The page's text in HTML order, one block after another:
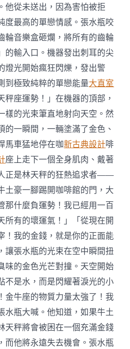
他從未送出，因為害怕被拒
度最高的單戀情感。張水瓶咬
輪音樂盒砸爛，將所有的齒輪
的輸入口。機器發出刺耳的尖
燈光開始瘋狂閃爍，發出警
到極致純粹的單戀能量大直室
秤座運勢！」在機器的頂部，
樣的光束筆直地射向天空。然
的一瞬間，一輛塗滿了金色、
馬車猛地停在咖新古典設計啡
座上走下一個全身肌肉、戴著
正是林天秤的狂熱追求者——
土豪一腳踢開咖啡館的門，大
那什麼負運勢！我已經用一百
所有的壞運氣！」「從現在開
！我的金錢，就是你的正面能
讓張水瓶的光束在空中瞬間扭
味的金色光芒對撞。天空開始
不是水，而是閃耀著淚光的小
金牛座的物質力量太強了！我
水瓶大喊。他知道，如果牛土
天秤將會被困在一個充滿金錢
而他將永遠失去機會。張水瓶